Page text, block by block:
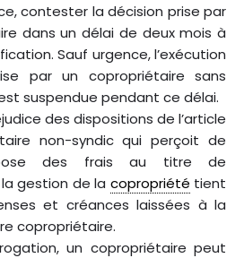
contester la décision prise par
dans un délai de deux mois à
Sauf urgence, l’exécution
par un copropriétaire sans
suspendue pendant ce délai.
des dispositions de l’article
non-syndic qui perçoit de
des frais au titre de
gestion de la copropriété tient
et créances laissées à la
copropriétaire.
un copropriétaire peut